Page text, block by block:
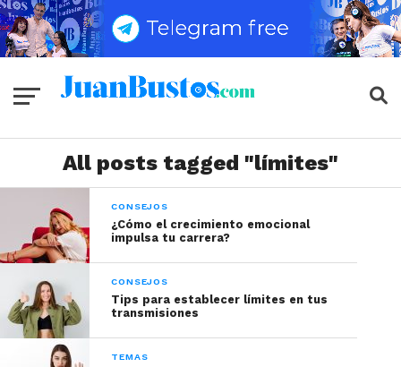
All posts tagged "límites"
CONSEJOS
¿Cómo el crecimiento emocional
impulsa tu carrera?
CONSEJOS
Tips para establecer límites en tus
transmisiones
TEMAS